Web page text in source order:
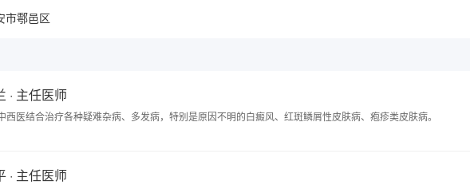
市鄠邑区
· 主任医师
西医结合治疗各种疑难杂病、多发病，特别是原因不明的白癜风、红斑鳞屑性皮肤病、疱疹类皮肤病。
· 主任医师